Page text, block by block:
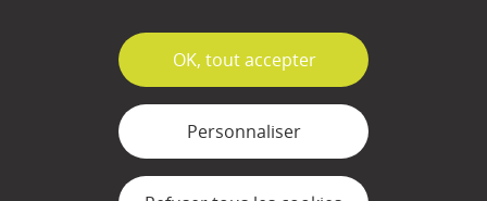
Mentions légales
✓
OK, tout accepter
Personnaliser